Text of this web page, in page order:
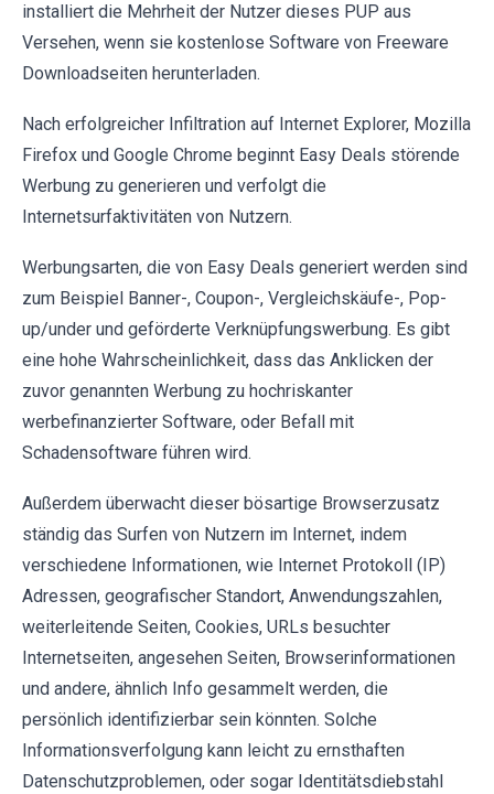
installiert die Mehrheit der Nutzer dieses PUP aus
Versehen, wenn sie kostenlose Software von Freeware
Downloadseiten herunterladen.
Nach erfolgreicher Infiltration auf Internet Explorer, Mozilla
Firefox und Google Chrome beginnt Easy Deals störende
Werbung zu generieren und verfolgt die
Internetsurfaktivitäten von Nutzern.
Werbungsarten, die von Easy Deals generiert werden sind
zum Beispiel Banner-, Coupon-, Vergleichskäufe-, Pop-
up/under und geförderte Verknüpfungswerbung. Es gibt
eine hohe Wahrscheinlichkeit, dass das Anklicken der
zuvor genannten Werbung zu hochriskanter
werbefinanzierter Software, oder Befall mit
Schadensoftware führen wird.
Außerdem überwacht dieser bösartige Browserzusatz
ständig das Surfen von Nutzern im Internet, indem
verschiedene Informationen, wie Internet Protokoll (IP)
Adressen, geografischer Standort, Anwendungszahlen,
weiterleitende Seiten, Cookies, URLs besuchter
Internetseiten, angesehen Seiten, Browserinformationen
und andere, ähnlich Info gesammelt werden, die
persönlich identifizierbar sein könnten. Solche
Informationsverfolgung kann leicht zu ernsthaften
Datenschutzproblemen, oder sogar Identitätsdiebstahl